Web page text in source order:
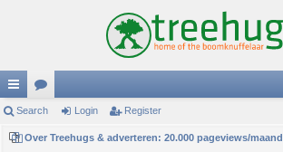
ui
ck
or
u
Search Login Register
Over Treehugs & adverteren: 20.000 pageviews/maand